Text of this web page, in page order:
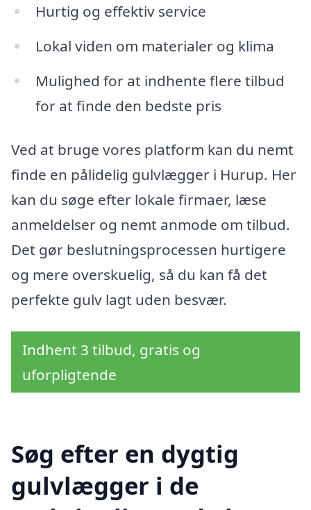
Hurtig og effektiv service
Lokal viden om materialer og klima
Mulighed for at indhente flere tilbud
for at finde den bedste pris
Ved at bruge vores platform kan du nemt
finde en pålidelig gulvlægger i Hurup. Her
kan du søge efter lokale firmaer, læse
anmeldelser og nemt anmode om tilbud.
Det gør beslutningsprocessen hurtigere
og mere overskuelig, så du kan få det
perfekte gulv lagt uden besvær.
Indhent 3 tilbud, gratis og
uforpligtende
Søg efter en dygtig
gulvlægger i de